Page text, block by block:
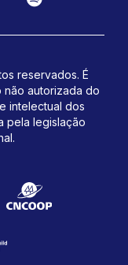
reservados. É
autorizada do
intelectual dos
pela legislação